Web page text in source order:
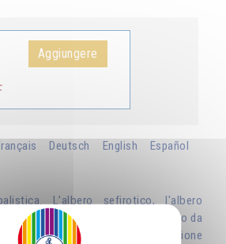
Aggiungere
Deutsch English Español
L’albero sefirotico, l'albero
è un'immagine dell'universo abitato da
Sua essenza, è una rappresentazione